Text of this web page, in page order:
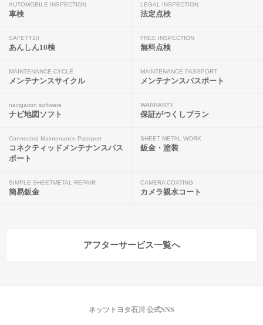
AUTOMOBILE INSPECTION
車検
LEGAL INSPECTION
法定点検
SAFETY10
あんしん10検
FREE INSPECTION
無料点検
MAINTENANCE CYCLE
メンテナンスサイクル
MAINTENANCE PASSPORT
メンテナンスパスポート
navigation software
ナビ地図ソフト
WARRANTY
保証がつくしプラン
Connected Maintenance Passport
コネクティッドメンテナンスパス
ポート
SHEET METAL WORK
鈑金・塗装
SIMPLE SHEETMETAL REPAIR
簡易鈑金
CAMERA COATING
カメラ親水コート
アフターサービス一覧へ
ネッツトヨタ石川 公式SNS